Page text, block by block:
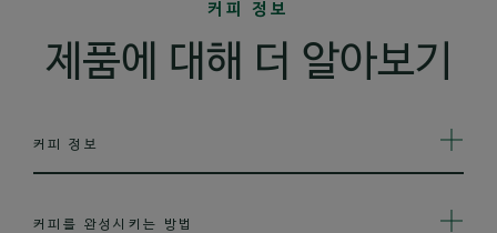
커피 정보
제품에 대해 더 알아보기
커피 정보
커피를 완성시키는 방법